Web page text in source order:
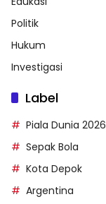
Politik
Hukum
Investigasi
Label
Piala Dunia 2026
Sepak Bola
Kota Depok
Argentina